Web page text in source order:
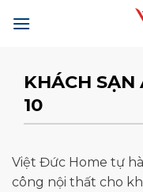
qua
KHÁCH
10
Việt Đức Home tự
công nội thất cho